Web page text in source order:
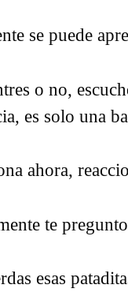
se puede
o no,
es solo una
ahora,
te
esas